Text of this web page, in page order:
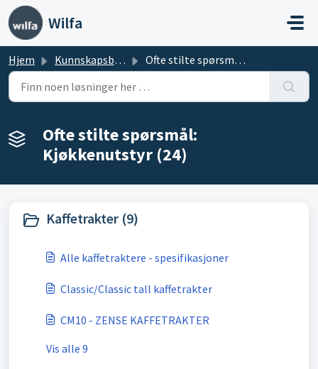
Gå til hovedinnhold
Wilfa
Hjem Kunnskapsbase Ofte stilte spørsmål: Kjøkkenutstyr
Ofte stilte spørsmål:
Kjøkkenutstyr (24)
Kaffetrakter (9)
Alle kaffetraktere - spesifikasjoner
Classic/Classic tall kaffetrakter
CM10 - ZENSE KAFFETRAKTER
Vis alle 9